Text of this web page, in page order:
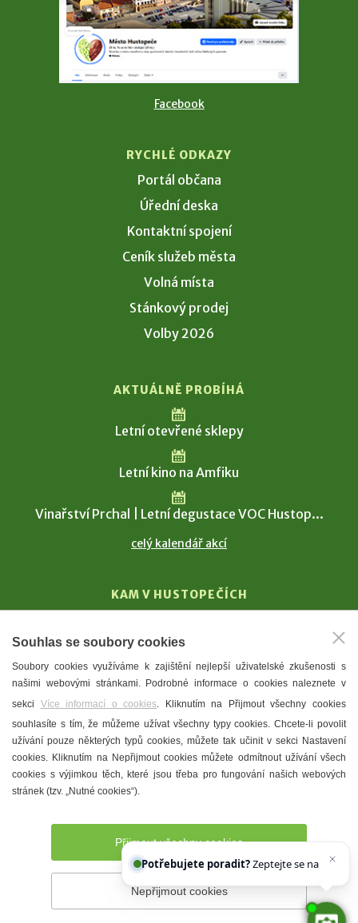
Facebook
RYCHLÉ ODKAZY
Portál občana
Úřední deska
Kontaktní spojení
Ceník služeb města
Volná místa
Stánkový prodej
Volby 2026
AKTUÁLNĚ PROBÍHÁ
Letní otevřené sklepy
Letní kino na Amfiku
Vinařství Prchal | Letní degustace VOC Hustop...
celý kalendář akcí
KAM V HUSTOPEČÍCH
T. G. Masaryk
Mandloně
Ubytování
Restaurace
Městské muzeum a galerie
Denní meníčka
Prohlášení o přístupnosti Správce webu
Souhlas se soubory cookies
Soubory cookies využíváme k zajištění nejlepší uživatelské zkušenosti s
našimi webovými stránkami. Podrobné informace o cookies naleznete v
sekci Více informací o cookies. Kliknutím na Přijmout všechny cookies
souhlasíte s tím, že můžeme užívat všechny typy cookies. Chcete-li povolit
užívání pouze některých typů cookies, můžete tak učinit v sekci Nastavení
cookies. Kliknutím na Nepřijmout cookies můžete odmítnout užívání všech
cookies s výjimkou těch, které jsou třeba pro fungování našich webových
stránek (tzv. „Nutné cookies“).
Přijmout všechny cookies
Nepřijmout cookies
Potřebujete poradit? Zeptejte se našeho asis